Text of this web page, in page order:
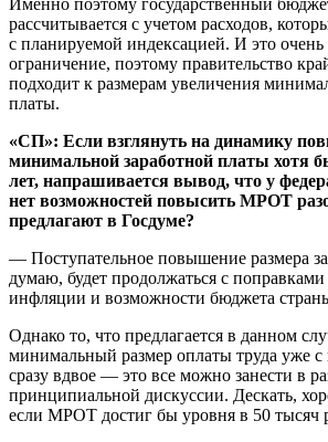
Именно поэтому государственный
рассчитывается с учетом расходов,
с планируемой индексацией. И это очень
ограничение, поэтому правительство
подходит к размерам увеличения
платы.
«СП»: Если взглянуть на динамику
минимальной заработной платы хотя
лет, напрашивается вывод, что у
нет возможностей повысить МРОТ
предлагают в Госдуме?
— Поступательное повышение размера
думаю, будет продолжаться с
инфляции и возможности бюджета
Однако то, что предлагается в данном
минимальный размер оплаты труда уже с
сразу вдвое — это все можно занести в
принципиальной дискуссии. Дескать,
если МРОТ достиг бы уровня в 50 тысяч